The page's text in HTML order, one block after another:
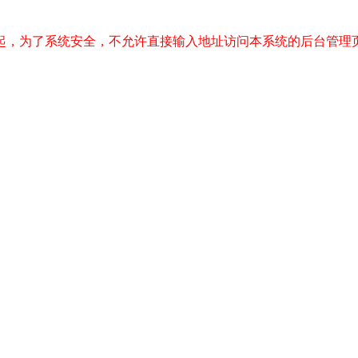
，为了系统安全，不允许直接输入地址访问本系统的后台管理